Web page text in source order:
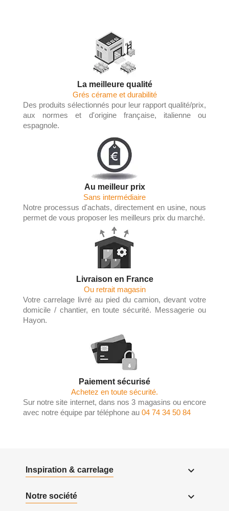
La meilleure qualité
Grés cérame et durabilité
Des produits sélectionnés pour leur rapport qualité/prix,
aux normes et d'origine française, italienne ou
espagnole.
Au meilleur prix
Sans intermédiaire
Notre processus d'achats, directement en usine, nous
permet de vous proposer les meilleurs prix du marché.
Livraison en France
Ou retrait magasin
Votre carrelage livré au pied du camion, devant votre
domicile / chantier, en toute sécurité. Messagerie ou
Hayon.
Paiement sécurisé
Achetez en toute sécurité.
Sur notre site internet, dans nos 3 magasins ou encore
avec notre équipe par téléphone au 04 74 34 50 84
Inspiration & carrelage 
Notre société 